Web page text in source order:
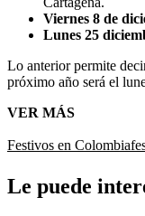
Viernes 8 de
Lunes 25
Lo anterior permite
próximo año será el
VER MÁS
Festivos en Colombia
Le puede